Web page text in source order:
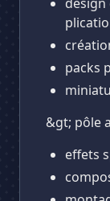
packs
&gt; pôle
effets